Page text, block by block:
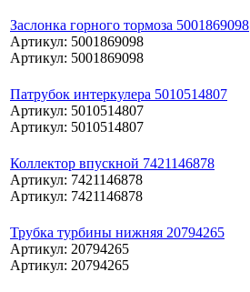
Заслонка горного тормоза 5001869098
Артикул: 5001869098
Артикул: 5001869098
Патрубок интеркулера 5010514807
Артикул: 5010514807
Артикул: 5010514807
Коллектор впускной 7421146878
Артикул: 7421146878
Артикул: 7421146878
Трубка турбины нижняя 20794265
Артикул: 20794265
Артикул: 20794265